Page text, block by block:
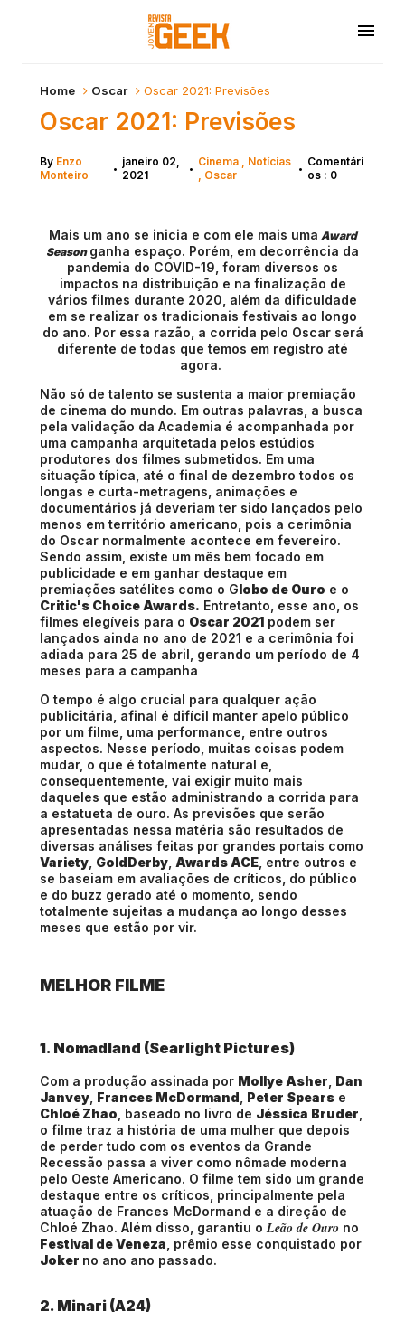
Home Oscar Oscar 2021: Previsões
Oscar 2021: Previsões
By Enzo
Monteiro
• janeiro 02,
2021
• Cinema
Notícias
Oscar
• Comentári
os : 0
Mais um ano se inicia e com ele mais uma Award
Season ganha espaço. Porém, em decorrência da
pandemia do COVID-19, foram diversos os
impactos na distribuição e na finalização de
vários filmes durante 2020, além da dificuldade
em se realizar os tradicionais festivais ao longo
do ano. Por essa razão, a corrida pelo Oscar será
diferente de todas que temos em registro até
agora.
Não só de talento se sustenta a maior premiação
de cinema do mundo. Em outras palavras, a busca
pela validação da Academia é acompanhada por
uma campanha arquitetada pelos estúdios
produtores dos filmes submetidos. Em uma
situação típica, até o final de dezembro todos os
longas e curta-metragens, animações e
documentários já deveriam ter sido lançados pelo
menos em território americano, pois a cerimônia
do Oscar normalmente acontece em fevereiro.
Sendo assim, existe um mês bem focado em
publicidade e em ganhar destaque em
premiações satélites como o Globo de Ouro e o
Critic's Choice Awards. Entretanto, esse ano, os
filmes elegíveis para o Oscar 2021 podem ser
lançados ainda no ano de 2021 e a cerimônia foi
adiada para 25 de abril, gerando um período de 4
meses para a campanha
O tempo é algo crucial para qualquer ação
publicitária, afinal é difícil manter apelo público
por um filme, uma performance, entre outros
aspectos. Nesse período, muitas coisas podem
mudar, o que é totalmente natural e,
consequentemente, vai exigir muito mais
daqueles que estão administrando a corrida para
a estatueta de ouro. As previsões que serão
apresentadas nessa matéria são resultados de
diversas análises feitas por grandes portais como
Variety GoldDerby Awards ACE , entre outros e
se baseiam em avaliações de críticos, do público
e do buzz gerado até o momento, sendo
totalmente sujeitas a mudança ao longo desses
meses que estão por vir.
MELHOR FILME
1. Nomadland (Searlight Pictures)
Com a produção assinada por Mollye Asher Dan
Janvey Frances McDormand Peter Spears e
Chloé Zhao , baseado no livro de Jéssica Bruder
o filme traz a história de uma mulher que depois
de perder tudo com os eventos da Grande
Recessão passa a viver como nômade moderna
pelo Oeste Americano. O filme tem sido um grande
destaque entre os críticos, principalmente pela
atuação de Frances McDormand e a direção de
Chloé Zhao. Além disso, garantiu o Leão de Ouro no
Festival de Veneza , prêmio esse conquistado por
Joker no ano ano passado.
2. Minari (A24)